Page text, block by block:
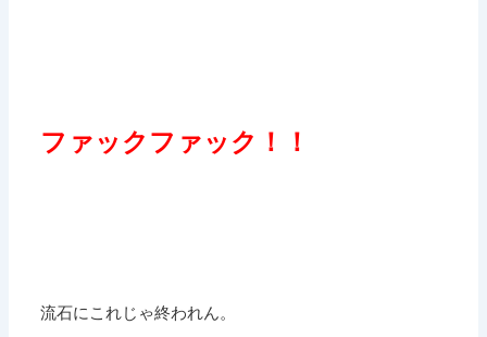
ファックファック！！
流石にこれじゃ終われん。